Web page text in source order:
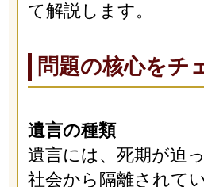
て解説します。
問題の核心をチ
遺言の種類
遺言には、死期が迫
社会から隔離されて